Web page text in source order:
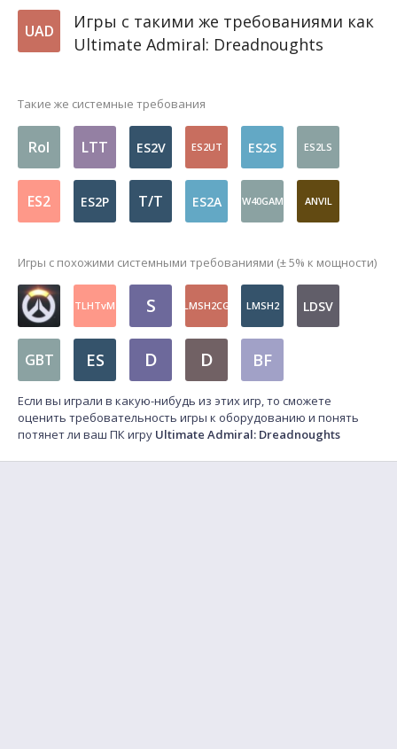
UAD
Игры с такими же требованиями как
Ultimate Admiral: Dreadnoughts
Такие же системные требования
RoI LTT ES2V ES2UT ES2S ES2LS
ES2 ES2P T/T ES2A W40GAM ANVIL
Игры с похожими системными требованиями (± 5% к мощности)
TLHTvM S LMSH2CG LMSH2 LDSV
GBT ES D D BF
Если вы играли в какую-нибудь из этих игр, то сможете
оценить требовательность игры к оборудованию и понять
потянет ли ваш ПК игру Ultimate Admiral: Dreadnoughts